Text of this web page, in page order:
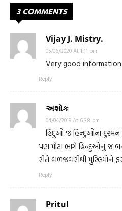
3 COMMENTS
Vijay J. Mistry.
05/06/2020 At 1:11 pm
Very good
Reply
અશોક
04/04/2019 At 6:38 pm
હિંદુઓ જ હિન્દુઓના દુશ્મન
પણ મોટા ભાગે હિન્દુઓનું જ
રીતે બળજબરીથી મુસ્લિમોને
Reply
Pritul